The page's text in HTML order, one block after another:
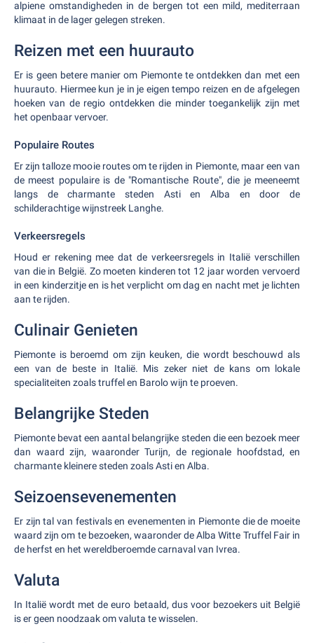
alpiene omstandigheden in de bergen tot een mild, mediterraan
klimaat in de lager gelegen streken.
Reizen met een huurauto
Er is geen betere manier om Piemonte te ontdekken dan met een
huurauto. Hiermee kun je in je eigen tempo reizen en de afgelegen
hoeken van de regio ontdekken die minder toegankelijk zijn met
het openbaar vervoer.
Populaire Routes
Er zijn talloze mooie routes om te rijden in Piemonte, maar een van
de meest populaire is de "Romantische Route", die je meeneemt
langs de charmante steden Asti en Alba en door de
schilderachtige wijnstreek Langhe.
Verkeersregels
Houd er rekening mee dat de verkeersregels in Italië verschillen
van die in België. Zo moeten kinderen tot 12 jaar worden vervoerd
in een kinderzitje en is het verplicht om dag en nacht met je lichten
aan te rijden.
Culinair Genieten
Piemonte is beroemd om zijn keuken, die wordt beschouwd als
een van de beste in Italië. Mis zeker niet de kans om lokale
specialiteiten zoals truffel en Barolo wijn te proeven.
Belangrijke Steden
Piemonte bevat een aantal belangrijke steden die een bezoek meer
dan waard zijn, waaronder Turijn, de regionale hoofdstad, en
charmante kleinere steden zoals Asti en Alba.
Seizoensevenementen
Er zijn tal van festivals en evenementen in Piemonte die de moeite
waard zijn om te bezoeken, waaronder de Alba Witte Truffel Fair in
de herfst en het wereldberoemde carnaval van Ivrea.
Valuta
In Italië wordt met de euro betaald, dus voor bezoekers uit België
is er geen noodzaak om valuta te wisselen.